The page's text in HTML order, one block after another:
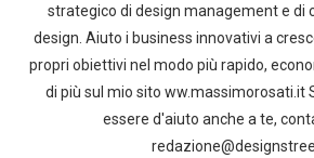
strategico di design management e di
design. Aiuto i business innovativi a
propri obiettivi nel modo più rapido,
di più sul mio sito ww.massimorosati.it
essere d'aiuto anche a te,